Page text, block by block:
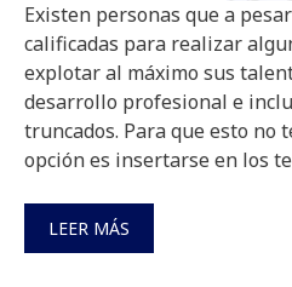
Existen personas que a
calificadas para realizar
explotar al máximo sus
desarrollo profesional e
truncados. Para que esto no
opción es insertarse en los
LEER MÁS